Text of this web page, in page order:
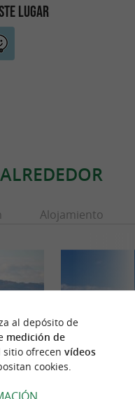
LUGAR
ALREDEDOR
Alojamiento
al depósito de
medición de
sitio ofrecen vídeos
cookies.